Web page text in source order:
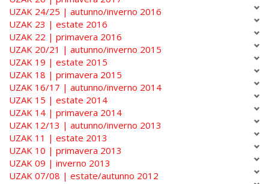
UZAK 24/25 | autunno/inverno 2016
UZAK 23 | estate 2016
UZAK 22 | primavera 2016
UZAK 20/21 | autunno/inverno 2015
UZAK 19 | estate 2015
UZAK 18 | primavera 2015
UZAK 16/17 | autunno/inverno 2014
UZAK 15 | estate 2014
UZAK 14 | primavera 2014
UZAK 12/13 | autunno/inverno 2013
UZAK 11 | estate 2013
UZAK 10 | primavera 2013
UZAK 09 | inverno 2013
UZAK 07/08 | estate/autunno 2012